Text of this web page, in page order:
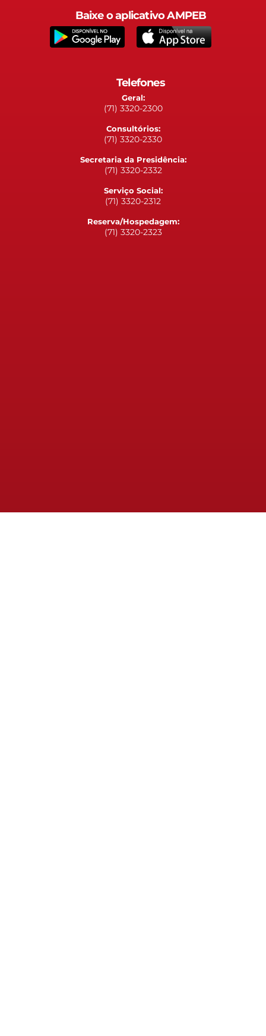
Baixe o aplicativo AMPEB
Telefones
Geral:
(71) 3320-2300
Consultórios:
(71) 3320-2330
Secretaria da Presidência:
(71) 3320-2332
Serviço Social:
(71) 3320-2312
Reserva/Hospedagem:
(71) 3320-2323